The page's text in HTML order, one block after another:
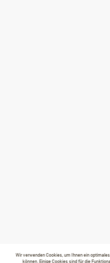
Wir verwenden Cookies, um Ihnen ein
können. Einige Cookies sind für die